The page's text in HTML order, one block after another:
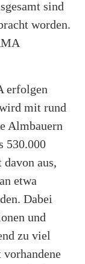
sind
worden.
erfolgen
mit rund
Almbauern
530.000
aus,
etwa
Dabei
und
zu viel